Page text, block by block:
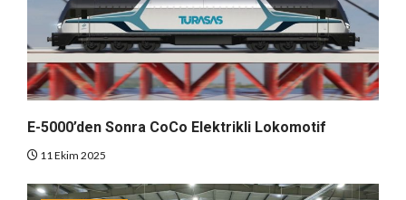
E-5000’den Sonra CoCo Elektrikli Lokomotif
11 Ekim 2025